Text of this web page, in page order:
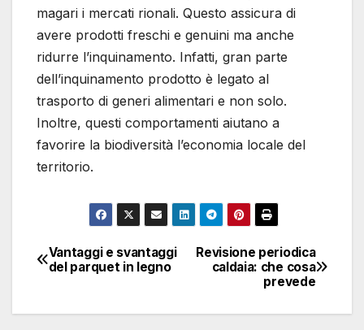
magari i mercati rionali. Questo assicura di
avere prodotti freschi e genuini ma anche
ridurre l’inquinamento. Infatti, gran parte
dell’inquinamento prodotto è legato al
trasporto di generi alimentari e non solo.
Inoltre, questi comportamenti aiutano a
favorire la biodiversità l’economia locale del
territorio.
Navigazione
Revisione periodica
caldaia: che cosa
prevede
Vantaggi e svantaggi
del parquet in legno